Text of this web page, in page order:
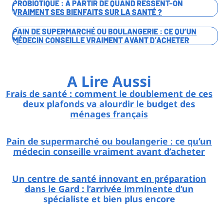
PROBIOTIQUE : À PARTIR DE QUAND RESSENT-ON
VRAIMENT SES BIENFAITS SUR LA SANTÉ ?
PAIN DE SUPERMARCHÉ OU BOULANGERIE : CE QU’UN
MÉDECIN CONSEILLE VRAIMENT AVANT D’ACHETER
A Lire Aussi
Frais de santé : comment le doublement de ces
deux plafonds va alourdir le budget des
ménages français
Pain de supermarché ou boulangerie : ce qu’un
médecin conseille vraiment avant d’acheter
Un centre de santé innovant en préparation
dans le Gard : l’arrivée imminente d’un
spécialiste et bien plus encore